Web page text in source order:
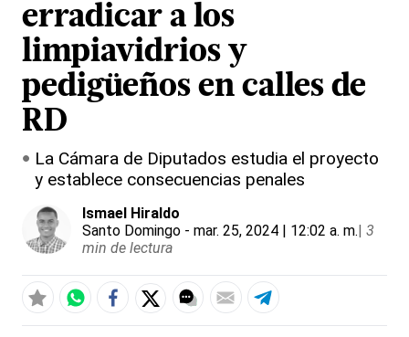
erradicar a los
limpiavidrios y
pedigüeños en calles de
RD
La Cámara de Diputados estudia el proyecto
y establece consecuencias penales
Ismael Hiraldo
Santo Domingo - mar. 25, 2024 | 12:02 a. m.| 3
min de lectura